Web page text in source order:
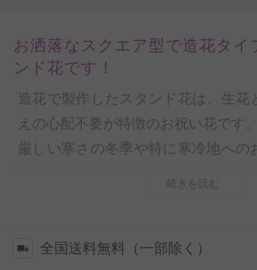
お洒落なスクエア型で造花タイ
ンド花です！
造花で製作したスタンド花は、生花
えの心配不要が特徴のお祝い花です。
厳しい寒さの冬季や特に寒冷地への
バナナリーフで作成したスタイリッ
続きを読む
全国送料無料（一部除く）